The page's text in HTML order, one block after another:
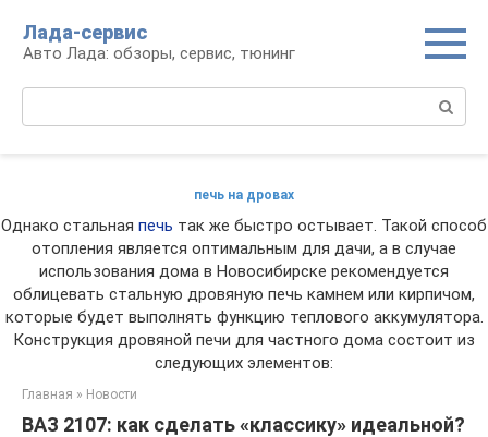
контенту
Лада-сервис
Авто Лада: обзоры, сервис, тюнинг
печь на дровах
Однако стальная печь так же быстро остывает. Такой способ
отопления является оптимальным для дачи, а в случае
использования дома в Новосибирске рекомендуется
облицевать стальную дровяную печь камнем или кирпичом,
которые будет выполнять функцию теплового аккумулятора.
Конструкция дровяной печи для частного дома состоит из
следующих элементов:
Главная » Новости
ВАЗ 2107: как сделать «классику» идеальной?